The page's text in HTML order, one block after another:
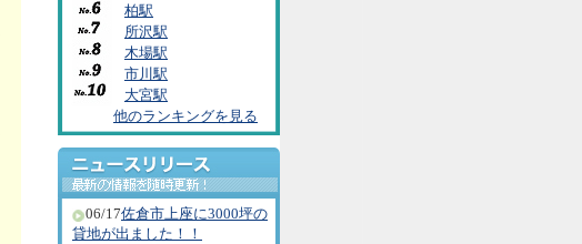
柏駅
所沢駅
木場駅
市川駅
大宮駅
他のランキングを見る
06/17佐倉市上座に3000坪の
貸地が出ました！！